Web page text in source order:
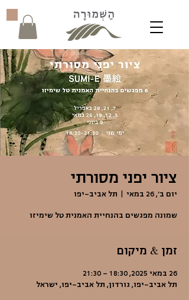
ציור יפני מסורתי
יום ב׳, 26 במאי תל אביב-יפו
שמונה מפגשים בהנחיית האמנית טל שימיזו
זמן & מיקום
26 במאי 2025, 18:30 – 21:30
תל אביב-יפו, גורדון, תל אביב-יפו, ישראל